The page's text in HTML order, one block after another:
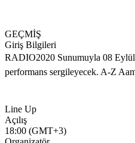
GEÇMİŞ
Giriş Bilgileri
RADIO2020 Sunumuyla 08
performans sergileyecek. A-Z
Line Up
Açılış
18:00 (GMT+3)